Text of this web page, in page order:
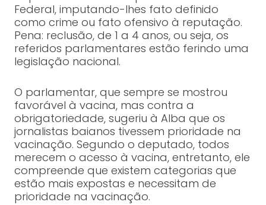
Federal, imputando-lhes fato definido
como crime ou fato ofensivo à reputação.
Pena: reclusão, de 1 a 4 anos, ou seja, os
referidos parlamentares estão ferindo uma
legislação nacional.
O parlamentar, que sempre se mostrou
favorável à vacina, mas contra a
obrigatoriedade, sugeriu à Alba que os
jornalistas baianos tivessem prioridade na
vacinação. Segundo o deputado, todos
merecem o acesso à vacina, entretanto, ele
compreende que existem categorias que
estão mais expostas e necessitam de
prioridade na vacinação.